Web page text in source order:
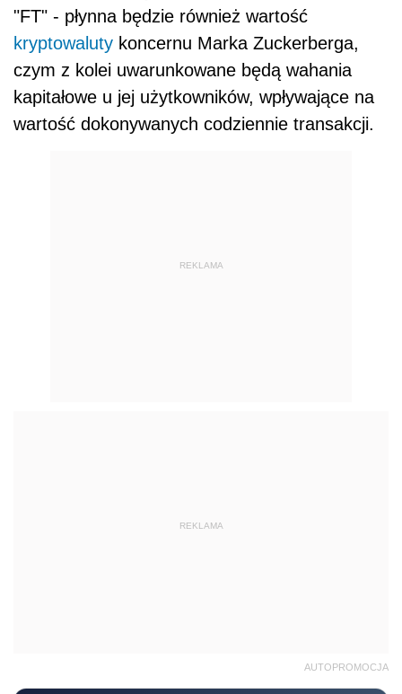
"FT" - płynna będzie również wartość
kryptowaluty koncernu Marka Zuckerberga,
czym z kolei uwarunkowane będą wahania
kapitałowe u jej użytkowników, wpływające na
wartość dokonywanych codziennie transakcji.
REKLAMA
REKLAMA
AUTOPROMOCJA